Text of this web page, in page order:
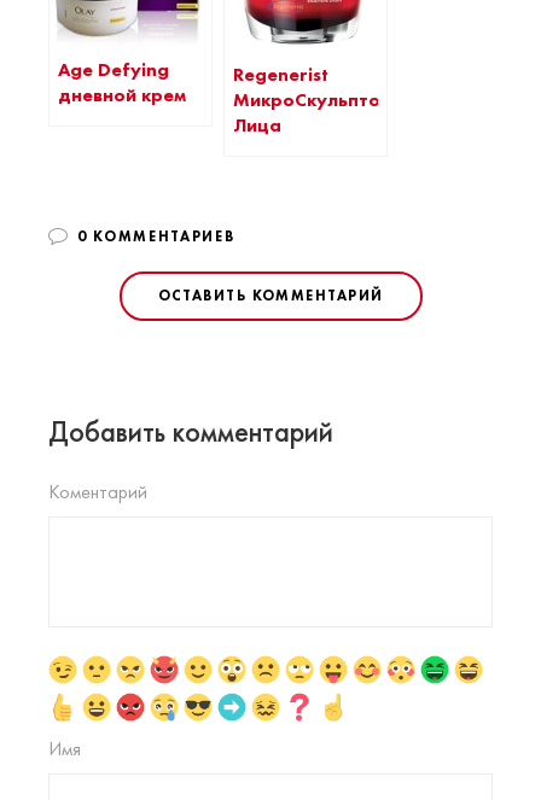
Age Defying
дневной крем
Regenerist
МикроСкульптор
Лица
0 КОММЕНТАРИЕВ
ОСТАВИТЬ КОММЕНТАРИЙ
Добавить комментарий
Коментарий
Имя